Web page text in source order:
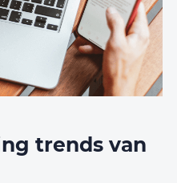
trends van